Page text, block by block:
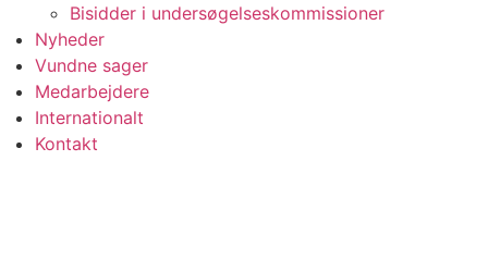
Bisidder i undersøgelseskommissioner
Nyheder
Vundne sager
Medarbejdere
Internationalt
Kontakt